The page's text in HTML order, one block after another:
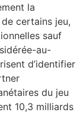
la
certains jeu,
sauf
au-
d’identifier
du jeu
10,3 milliards